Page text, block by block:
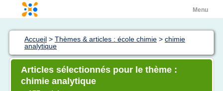
Menu
Accueil > Thèmes & articles : école chimie > chimie
analytique
Articles sélectionnés pour le thème :
chimie analytique